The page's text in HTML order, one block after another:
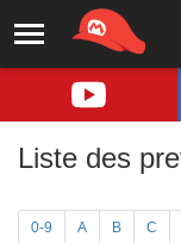
Liste des
0-9 A B C